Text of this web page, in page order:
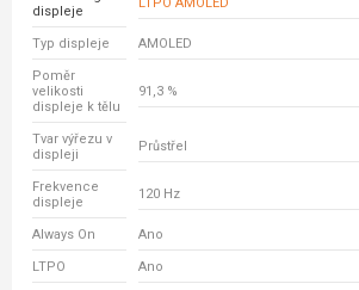
displeje
Typ displeje AMOLED
Poměr
velikosti
displeje k tělu
91,3 %
Tvar výřezu v
displeji
Průstřel
Frekvence
displeje
120 Hz
Always On Ano
LTPO Ano